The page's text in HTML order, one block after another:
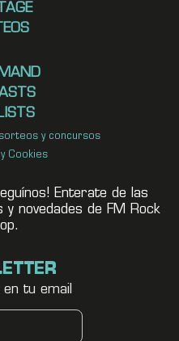
y concursos
Cookies
Enterate de las
novedades de FM Rock
en tu email